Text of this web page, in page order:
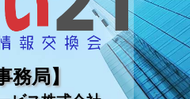
務局】